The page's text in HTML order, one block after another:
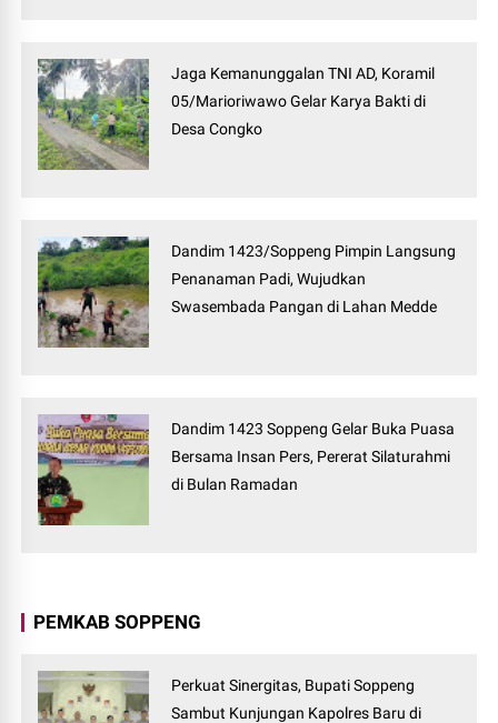
Jaga Kemanunggalan TNI AD, Koramil
05/Marioriwawo Gelar Karya Bakti di
Desa Congko
Dandim 1423/Soppeng Pimpin Langsung
Penanaman Padi, Wujudkan
Swasembada Pangan di Lahan Medde
Dandim 1423 Soppeng Gelar Buka Puasa
Bersama Insan Pers, Pererat Silaturahmi
di Bulan Ramadan
PEMKAB SOPPENG
Perkuat Sinergitas, Bupati Soppeng
Sambut Kunjungan Kapolres Baru di